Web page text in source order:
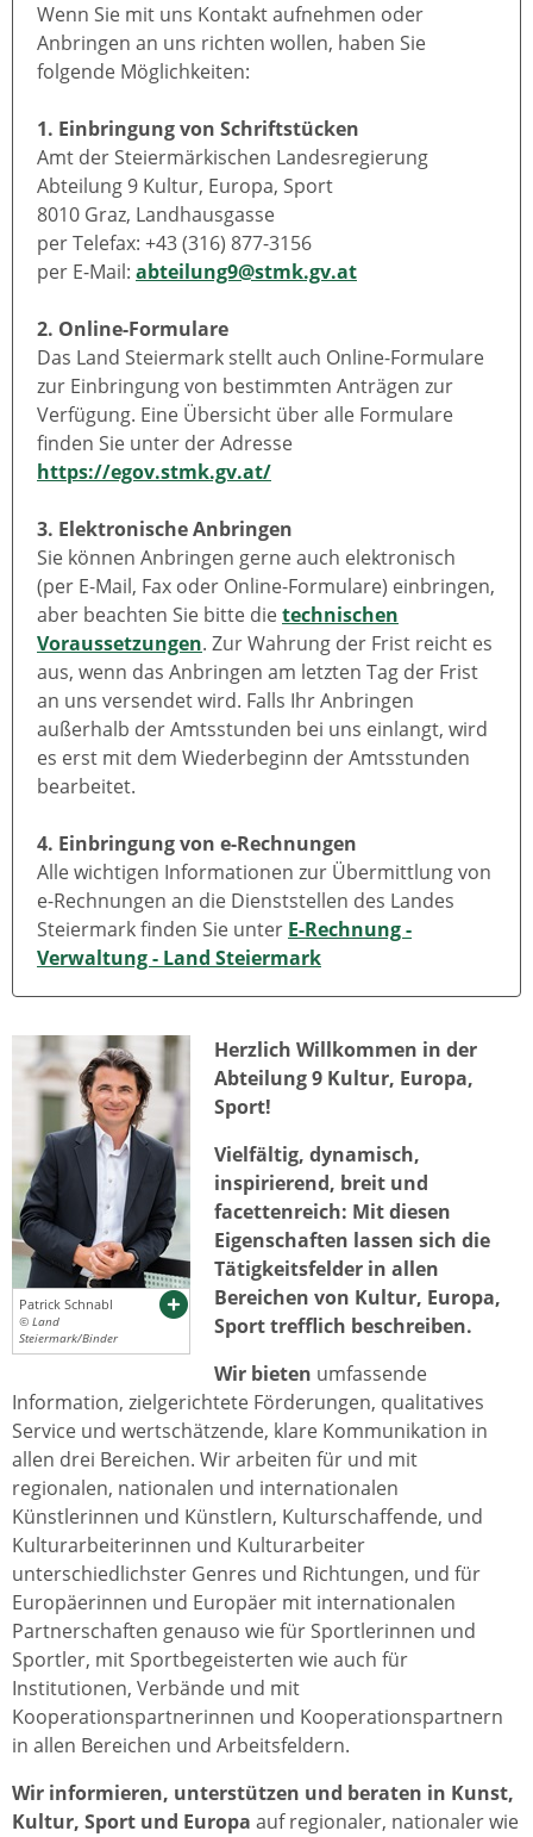
Wenn Sie mit uns Kontakt aufnehmen oder
Anbringen an uns richten wollen, haben Sie
folgende Möglichkeiten:
1. Einbringung von Schriftstücken
Amt der Steiermärkischen Landesregierung
Abteilung 9 Kultur, Europa, Sport
8010 Graz, Landhausgasse
per Telefax: +43 (316) 877-3156
per E-Mail: abteilung9@stmk.gv.at
2. Online-Formulare
Das Land Steiermark stellt auch Online-Formulare
zur Einbringung von bestimmten Anträgen zur
Verfügung. Eine Übersicht über alle Formulare
finden Sie unter der Adresse
https://egov.stmk.gv.at/
3. Elektronische Anbringen
Sie können Anbringen gerne auch elektronisch
(per E-Mail, Fax oder Online-Formulare) einbringen,
aber beachten Sie bitte dietechnischen
Voraussetzungen. Zur Wahrung der Frist reicht es
aus, wenn das Anbringen am letzten Tag der Frist
an uns versendet wird. Falls Ihr Anbringen
außerhalb der Amtsstunden bei uns einlangt, wird
es erst mit dem Wiederbeginn der Amtsstunden
bearbeitet.
4. Einbringung von e-Rechnungen
Alle wichtigen Informationen zur Übermittlung von
e-Rechnungen an die Dienststellen des Landes
Steiermark finden Sie unter E-Rechnung -
Verwaltung - Land Steiermark
Patrick Schnabl
© Land
Steiermark/Binder
Herzlich Willkommen in der
Abteilung 9 Kultur, Europa,
Sport!
Vielfältig, dynamisch,
inspirierend, breit und
facettenreich: Mit diesen
Eigenschaften lassen sich die
Tätigkeitsfelder in allen
Bereichen von Kultur, Europa,
Sport trefflich beschreiben.
Wir bieten umfassende
Information, zielgerichtete Förderungen, qualitatives
Service und wertschätzende, klare Kommunikation in
allen drei Bereichen. Wir arbeiten für und mit
regionalen, nationalen und internationalen
Künstlerinnen und Künstlern, Kulturschaffende, und
Kulturarbeiterinnen und Kulturarbeiter
unterschiedlichster Genres und Richtungen, und für
Europäerinnen und Europäer mit internationalen
Partnerschaften genauso wie für Sportlerinnen und
Sportler, mit Sportbegeisterten wie auch für
Institutionen, Verbände und mit
Kooperationspartnerinnen und Kooperationspartnern
in allen Bereichen und Arbeitsfeldern.
Wir informieren, unterstützen und beraten in Kunst,
Kultur, Sport und Europa auf regionaler, nationaler wie